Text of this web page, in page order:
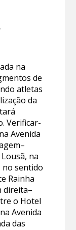
na
de
atletas
da
Verificar-
Avenida
na
no sentido
Rainha
direita–
o Hotel
Avenida
das